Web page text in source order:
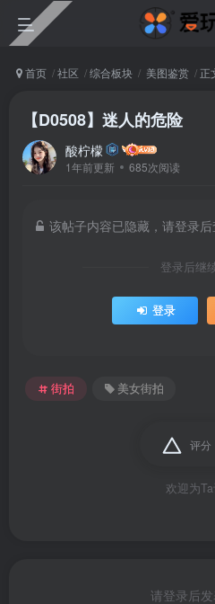
首页 社区 综合板块 美图鉴赏 正
【D0508】迷人的危险
酸柠檬
1年前更新 685次阅读
该帖子内容已隐藏，请登录后
登录后继
登录
街拍 美女街拍
评分
欢迎为
请登录后